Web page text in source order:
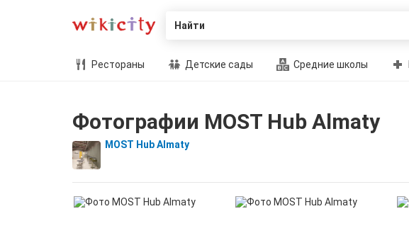
Найти
Рестораны Детские сады Средние школы
Фотографии MOST Hub Almaty
MOST Hub Almaty